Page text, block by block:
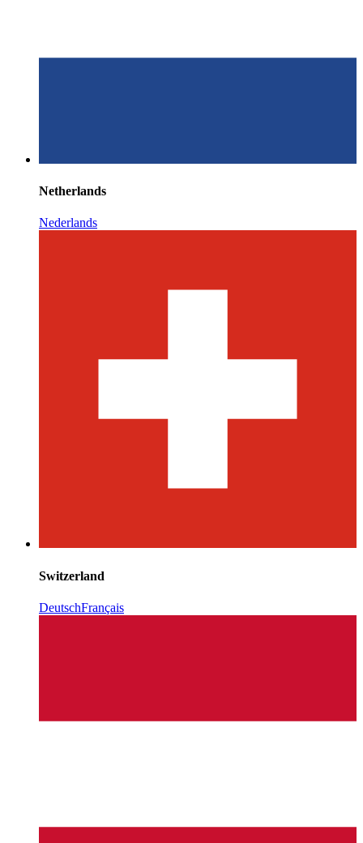
Netherlands
Nederlands
Switzerland
DeutschFrançais